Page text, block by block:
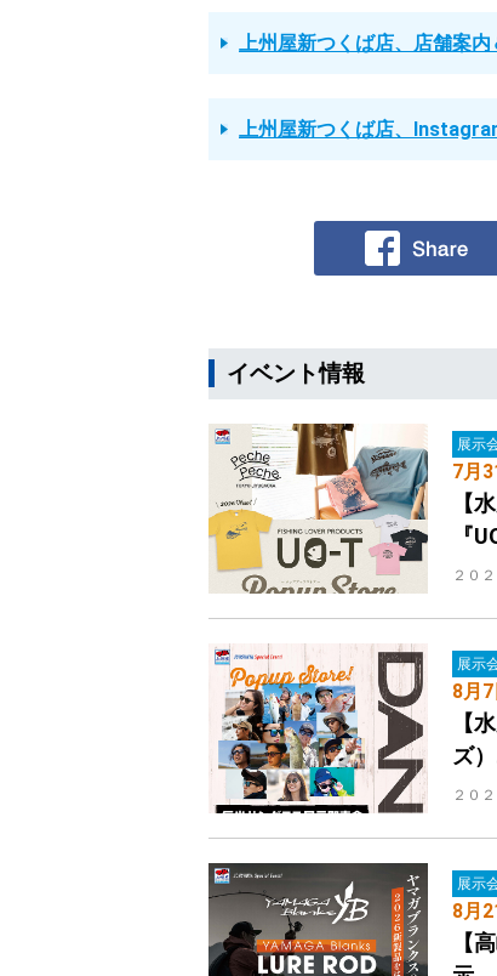
上州屋新つくば店、店舗案
上州屋新つくば店、
イベント情報
展示
7月
【
『
２０
展示
8月
【
ズ
２０
展示
8月
【